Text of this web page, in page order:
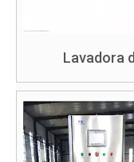
Lavadora